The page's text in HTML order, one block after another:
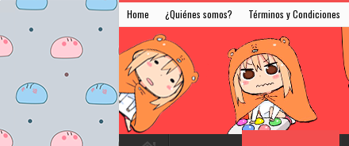
Home ¿Quiénes somos? Términos y Condiciones